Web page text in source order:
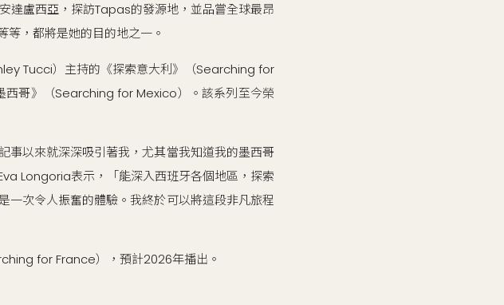
達盧西亞，探訪Tapas的發源地，並品嘗全球最昂
，都將是她的目的地之一。
Tucci）主持的《探索意大利》（Searching for
哥》（Searching for Mexico）。該系列至今榮
事以來就深深吸引著我，尤其當我知道我的墨西哥
Longoria表示，「能深入西班牙各個地區，探索
一次令人振奮的體驗。我終於可以將這段非凡旅程
for France），預計2026年播出。